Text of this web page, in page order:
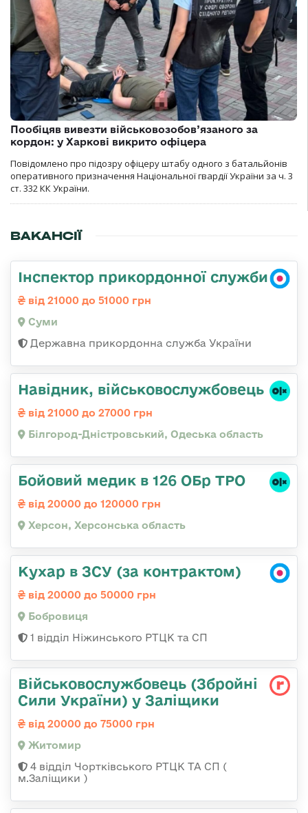
Пообіцяв вивезти військовозобов’язаного за
кордон: у Харкові викрито офіцера
Повідомлено про підозру офіцеру штабу одного з батальйонів
оперативного призначення Національної гвардії України за ч. 3
ст. 332 КК України.
ВАКАНСІЇ
Інспектор прикордонної служби
від 21000 до 51000 грн
Суми
Державна прикордонна служба України
Навідник, військовослужбовець
від 21000 до 27000 грн
Білгород-Дністровський, Одеська область
Бойовий медик в 126 ОБр ТРО
від 20000 до 120000 грн
Херсон, Херсонська область
Кухар в ЗСУ (за контрактом)
від 20000 до 50000 грн
Бобровиця
1 відділ Ніжинського РТЦК та СП
Військовослужбовець (Збройні
Сили України) у Заліщики
від 20000 до 75000 грн
Житомир
4 відділ Чортківського РТЦК ТА СП (
м.Заліщики )